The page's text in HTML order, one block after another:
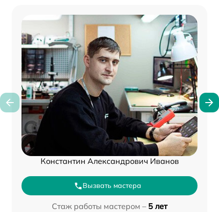
Константин Александрович Иванов
Вызвать мастера
Стаж работы мастером – 5 лет